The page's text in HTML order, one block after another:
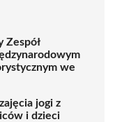
Zespół
we
jogi z
i dzieci